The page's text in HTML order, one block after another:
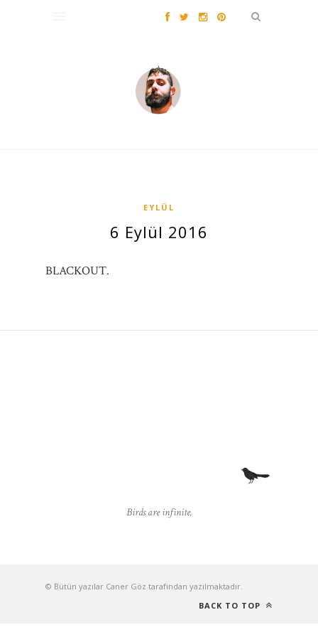
EYLÜL
6 Eylül 2016
BLACKOUT.
Birds are infinite.
© Bütün yazılar Caner Göz tarafından yazılmaktadır.
BACK TO TOP